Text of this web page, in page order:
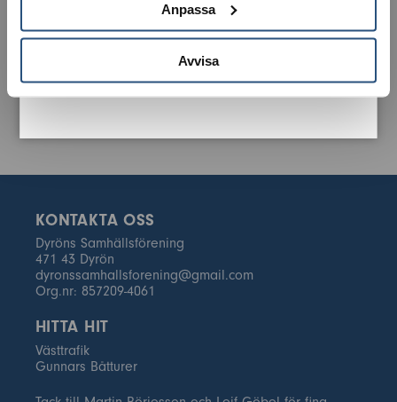
Anpassa
Avvisa
KONTAKTA OSS
Dyröns Samhällsförening
471 43 Dyrön
dyronssamhallsforening@gmail.com
Org.nr: 857209-4061
HITTA HIT
Västtrafik
Gunnars Båtturer